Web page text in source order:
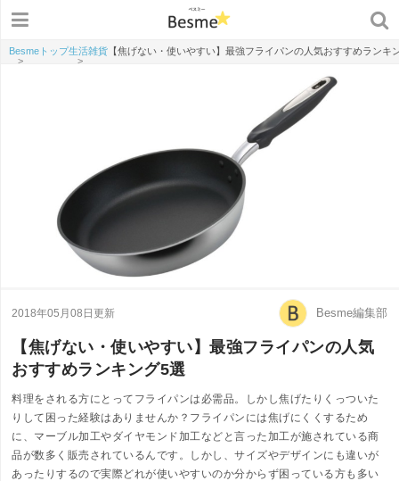
Besmeトップ
>
生活雑貨
>
【焦げない・使いやすい】最強フライパンの人気おすすめランキ
2018年05月08日更新 Besme編集部
【焦げない・使いやすい】最強フライパンの人気
おすすめランキング5選
料理をされる方にとってフライパンは必需品。しかし焦げたりくっついた
りして困った経験はありませんか？フライパンには焦げにくくするため
に、マーブル加工やダイヤモンド加工などと言った加工が施されている商
品が数多く販売されているんです。しかし、サイズやデザインにも違いが
あったりするので実際どれが使いやすいのか分からず困っている方も多い